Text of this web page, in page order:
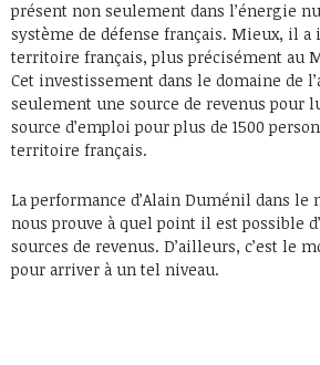
présent non seulement dans l’énergie
système de défense français. Mieux, il a
territoire français, plus précisément au
Cet investissement dans le domaine de
seulement une source de revenus pour
source d’emploi pour plus de 1500
territoire français.
La performance d’Alain Duménil dans le
nous prouve à quel point il est possible
sources de revenus. D’ailleurs, c’est le
pour arriver à un tel niveau.